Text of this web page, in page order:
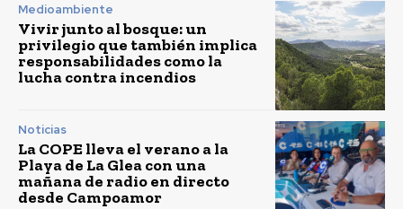
Medioambiente
Vivir junto al bosque: un
privilegio que también implica
responsabilidades como la
lucha contra incendios
Noticias
La COPE lleva el verano a la
Playa de La Glea con una
mañana de radio en directo
desde Campoamor